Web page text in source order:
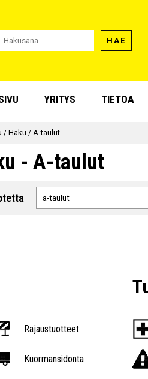
HAE
YRITYS TIETOA
/Haku / A-taulut
- A-taulut
Rajaustuotteet
Kuormansidonta